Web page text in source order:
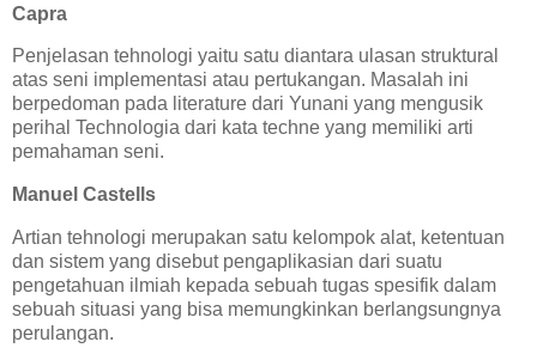
Capra
Penjelasan tehnologi yaitu satu diantara ulasan struktural
atas seni implementasi atau pertukangan. Masalah ini
berpedoman pada literature dari Yunani yang mengusik
perihal Technologia dari kata techne yang memiliki arti
pemahaman seni.
Manuel Castells
Artian tehnologi merupakan satu kelompok alat, ketentuan
dan sistem yang disebut pengaplikasian dari suatu
pengetahuan ilmiah kepada sebuah tugas spesifik dalam
sebuah situasi yang bisa memungkinkan berlangsungnya
perulangan.